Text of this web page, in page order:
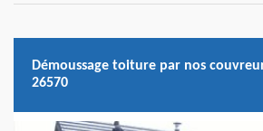
Démoussage toiture par nos
26570